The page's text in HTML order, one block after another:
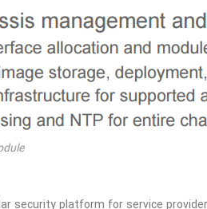
security platform for service